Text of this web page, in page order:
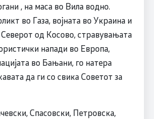
, на маса во Вила водно.
во Газа, војната во Украина и
Северот од Косово, стравувањата
напади во Европа,
во Бањани, го натера
да ги со свика Советот за
Спасовски, Петровска,